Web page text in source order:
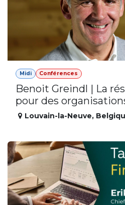
Midi Conférences
Benoit Greindl | La
pour des
Louvain-la-Neuve,